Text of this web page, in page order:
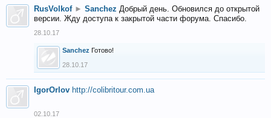
RusVolkof ► Sanchez Добрый день. Обновился до открытой
версии. Жду доступа к закрытой части форума. Спасибо.
28.10.17
Sanchez Готово!
28.10.17
IgorOrlov http://colibritour.com.ua
02.10.17